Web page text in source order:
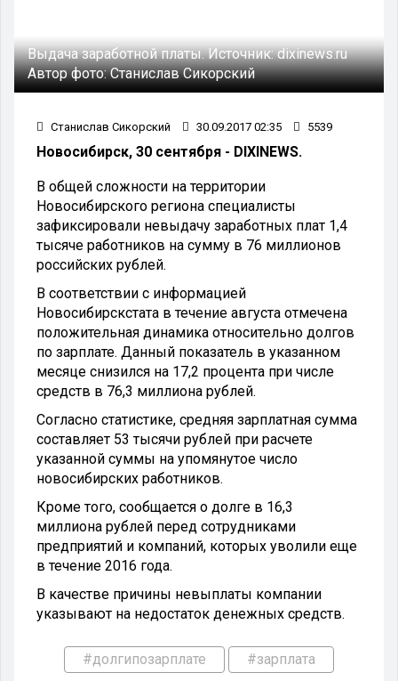
Выдача заработной платы.Источник:dixinews.ru
Автор фото:Станислав Сикорский
Станислав Сикорский 30.09.2017 02:35 5539
Новосибирск, 30 сентября - DIXINEWS.
В общей сложности на территории
Новосибирского региона специалисты
зафиксировали невыдачу заработных плат 1,4
тысяче работников на сумму в 76 миллионов
российских рублей.
В соответствии с информацией
Новосибирскстата в течение августа отмечена
положительная динамика относительно долгов
по зарплате. Данный показатель в указанном
месяце снизился на 17,2 процента при числе
средств в 76,3 миллиона рублей.
Согласно статистике, средняя зарплатная сумма
составляет 53 тысячи рублей при расчете
указанной суммы на упомянутое число
новосибирских работников.
Кроме того, сообщается о долге в 16,3
миллиона рублей перед сотрудниками
предприятий и компаний, которых уволили еще
в течение 2016 года.
В качестве причины невыплаты компании
указывают на недостаток денежных средств.
#долгипозарплате #зарплата